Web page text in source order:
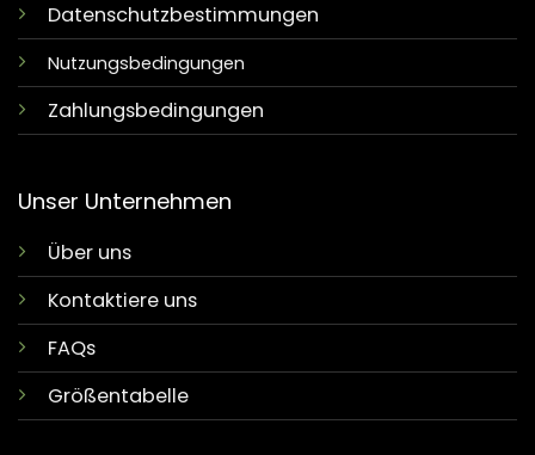
Datenschutzbestimmungen
Nutzungsbedingungen
Zahlungsbedingungen
Unser Unternehmen
Über uns
Kontaktiere uns
FAQs
Größentabelle